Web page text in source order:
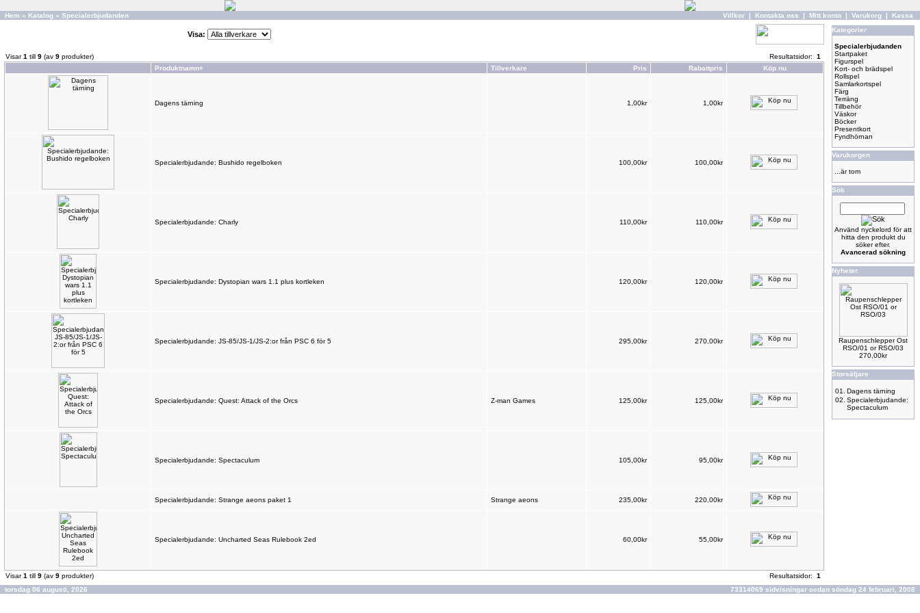
Hem » Katalog » Specialerbjudanden Villkor | Kontakta oss | Mitt konto | Varukorg | Kassa
Visa:
Visar1 till 9 (av 9 produkter) Resultatsidor: 1
Produktnamn+
Tillverkare Pris Rabattpris Köp nu
Dagens tärning 1,00kr 1,00kr
Specialerbjudande: Bushido regelboken 100,00kr 100,00kr
Specialerbjudande: Charly 110,00kr 110,00kr
Specialerbjudande: Dystopian wars 1.1 plus kortleken 120,00kr 120,00kr
Specialerbjudande: JS-85/JS-1/JS-2:or från PSC 6 för 5 295,00kr 270,00kr
Specialerbjudande: Quest: Attack of the Orcs Z-man Games 125,00kr 125,00kr
Specialerbjudande: Spectaculum 105,00kr 95,00kr
Specialerbjudande: Strange aeons paket 1 Strange aeons 235,00kr 220,00kr
Specialerbjudande: Uncharted Seas Rulebook 2ed 60,00kr 55,00kr
Visar1 till 9 (av 9 produkter) Resultatsidor: 1
Kategorier
Specialerbjudanden
Startpaket
Figurspel
Kort- och brädspel
Rollspel
Samlarkortspel
Färg
Terräng
Tillbehör
Väskor
Böcker
Presentkort
Fyndhörnan
Varukorgen
...är tom
Sök
Använd nyckelord för att
hitta den produkt du
söker efter.
Avancerad sökning
Nyheter.
Raupenschlepper Ost
RSO/01 or RSO/03
270,00kr
Storsäljare
01.
Dagens tärning
02. Specialerbjudande:
Spectaculum
torsdag 06 augusti, 2026 73314069 sidvisningar sedan söndag 24 februari, 2008